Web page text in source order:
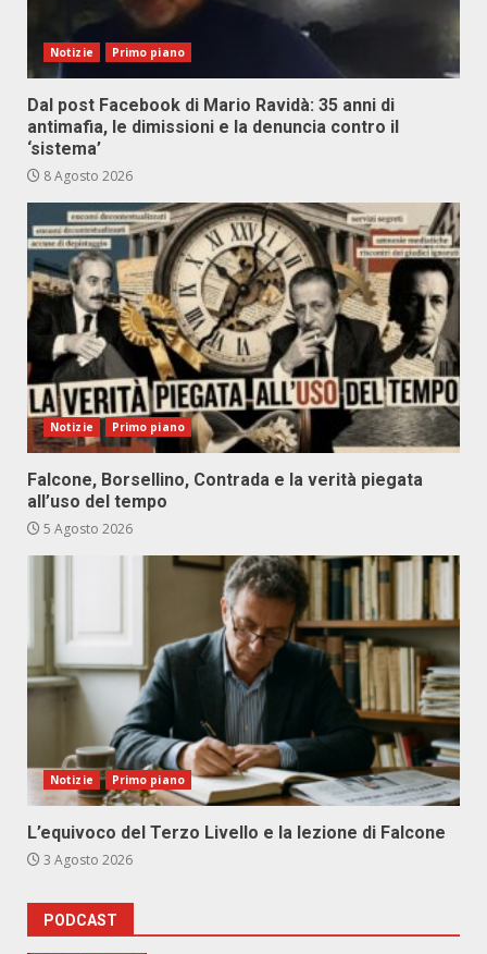
Notizie Primo piano
Dal post Facebook di Mario Ravidà: 35 anni di
antimafia, le dimissioni e la denuncia contro il
‘sistema’
8 Agosto 2026
Notizie Primo piano
Falcone, Borsellino, Contrada e la verità piegata
all’uso del tempo
5 Agosto 2026
Notizie Primo piano
L’equivoco del Terzo Livello e la lezione di Falcone
3 Agosto 2026
PODCAST